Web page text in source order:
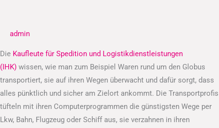
admin
Die Kaufleute für Spedition und Logistikdienstleistungen
(IHK) wissen, wie man zum Beispiel Waren rund um den Globus
transportiert, sie auf ihren Wegen überwacht und dafür sorgt, dass
alles pünktlich und sicher am Zielort ankommt. Die Transportprofis
tüfteln mit ihren Computerprogrammen die günstigsten Wege per
Lkw, Bahn, Flugzeug oder Schiff aus, sie verzahnen in ihren
Logistikdienstleistungen